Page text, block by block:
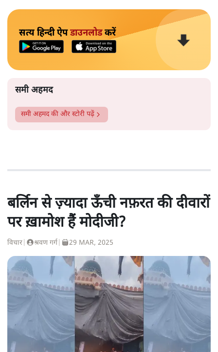
सत्य हिन्दी ऐपडाउनलोडकरें
समी अहमद
समी अहमदकी और स्टोरी पढ़ें
बर्लिन से ज़्यादा ऊँची नफ़रत की दीवारों
पर ख़ामोश हैं मोदीजी?
विचार श्रवण गर्ग 29 MAR, 2025